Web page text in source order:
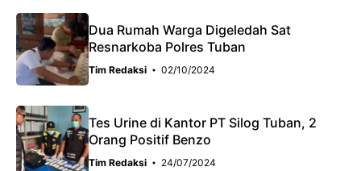
Dua Rumah Warga Digeledah Sat
Resnarkoba Polres Tuban
Tim Redaksi 02/10/2024
Tes Urine di Kantor PT Silog Tuban, 2
Orang Positif Benzo
Tim Redaksi 24/07/2024